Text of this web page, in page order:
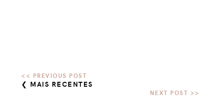
❮ MAIS RECENTES